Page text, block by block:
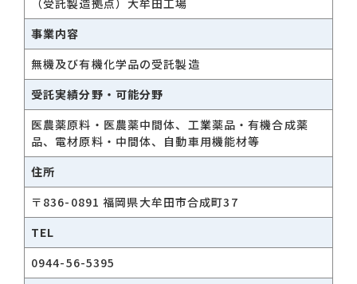
（受託製造拠点）大牟田工場
事業内容
無機及び有機化学品の受託製造
受託実績分野・可能分野
医農薬原料・医農薬中間体、工業薬品・有機合成薬
品、電材原料・中間体、自動車用機能材等
住所
〒836-0891 福岡県大牟田市合成町37
TEL
0944-56-5395